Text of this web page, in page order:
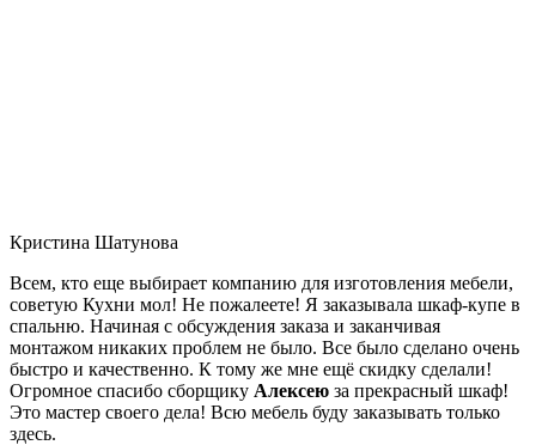
Кристина Шатунова
Всем, кто еще выбирает компанию для изготовления мебели,
советую Кухни мол! Не пожалеете! Я заказывала шкаф-купе в
спальню. Начиная с обсуждения заказа и заканчивая
монтажом никаких проблем не было. Все было сделано очень
быстро и качественно. К тому же мне ещё скидку сделали!
Огромное спасибо сборщику Алексею за прекрасный шкаф!
Это мастер своего дела! Всю мебель буду заказывать только
здесь.